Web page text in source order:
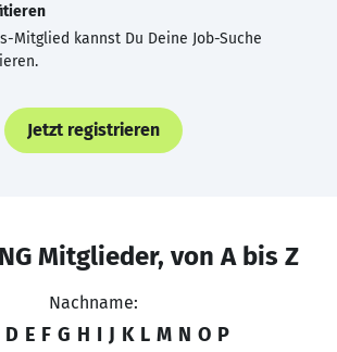
Mitglied kannst Du Deine Job-Suche
Jetzt registrieren
Mitglieder, von A bis Z
Nachname:
D E F G H I J K L M N O P